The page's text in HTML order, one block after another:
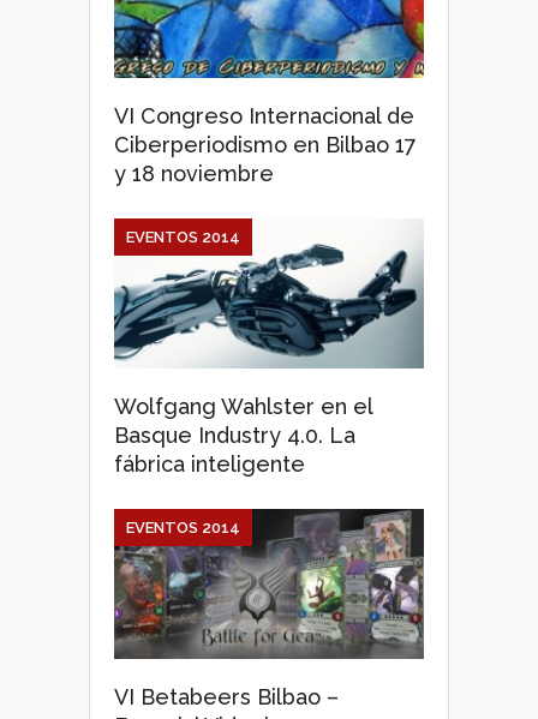
VI Congreso Internacional de
Ciberperiodismo en Bilbao 17
y 18 noviembre
Wolfgang Wahlster en el
Basque Industry 4.0. La
fábrica inteligente
EVENTOS 2014
VI Betabeers Bilbao –
EVENTOS 2014